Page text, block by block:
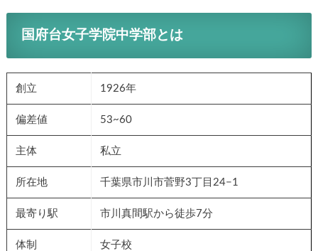
国府台女子学院中学部とは
創立 1926年
偏差値 53~60
主体 私立
所在地 千葉県市川市菅野3丁目24−1
最寄り駅 市川真間駅から徒歩7分
体制 女子校